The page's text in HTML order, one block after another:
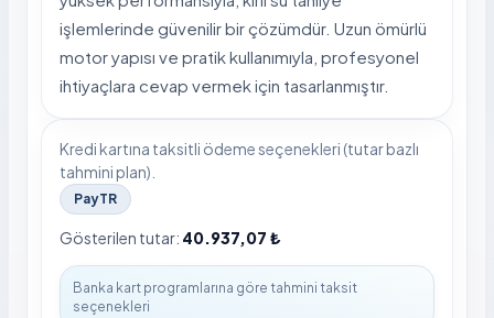
işlemlerinde güvenilir bir çözümdür. Uzun ömürlü
motor yapısı ve pratik kullanımıyla, profesyonel
ihtiyaçlara cevap vermek için tasarlanmıştır.
Kredi kartına taksitli ödeme seçenekleri (tutar bazlı
tahmini plan).
PayTR
Gösterilen tutar: 40.937,07 ₺